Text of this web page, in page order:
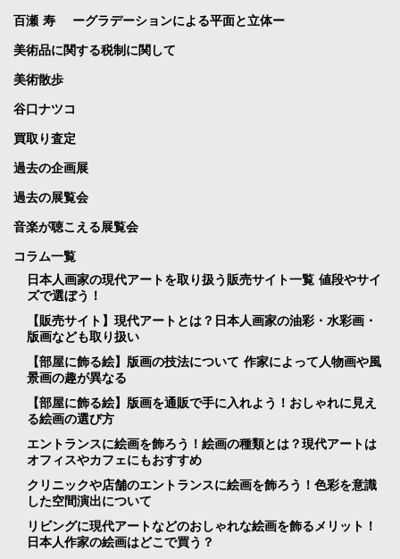
百瀬 寿 ーグラデーションによる平面と立体ー
美術品に関する税制に関して
美術散歩
谷口ナツコ
買取り査定
過去の企画展
過去の展覧会
音楽が聴こえる展覧会
コラム一覧
日本人画家の現代アートを取り扱う販売サイト一覧 値段やサイ
ズで選ぼう！
【販売サイト】現代アートとは？日本人画家の油彩・水彩画・
版画なども取り扱い
【部屋に飾る絵】版画の技法について 作家によって人物画や風
景画の趣が異なる
【部屋に飾る絵】版画を通販で手に入れよう！おしゃれに見え
る絵画の選び方
エントランスに絵画を飾ろう！絵画の種類とは？現代アートは
オフィスやカフェにもおすすめ
クリニックや店舗のエントランスに絵画を飾ろう！色彩を意識
した空間演出について
リビングに現代アートなどのおしゃれな絵画を飾るメリット！
日本人作家の絵画はどこで買う？